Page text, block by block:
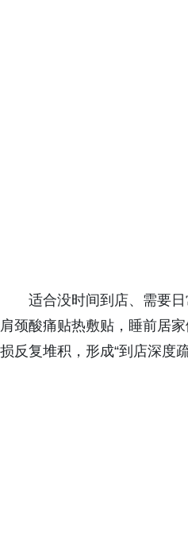
适合没时间到店、需要
肩颈酸痛贴热敷贴，睡前居
损反复堆积，形成“到店深度